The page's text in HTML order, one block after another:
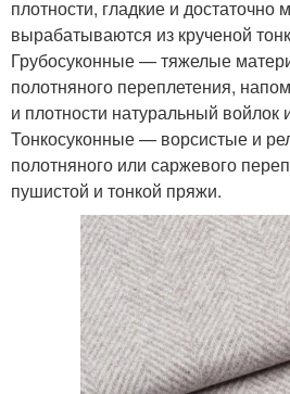
плотности, гладкие и достаточно
вырабатываются из крученой
Грубосуконные — тяжелые
полотняного переплетения,
и плотности натуральный войлок
Тонкосуконные — ворсистые и
полотняного или саржевого
пушистой и тонкой пряжи.